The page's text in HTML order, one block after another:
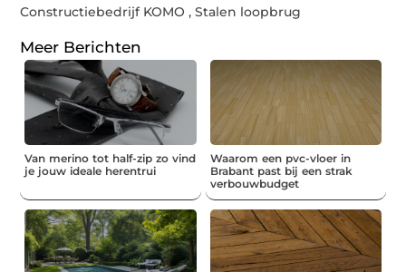
Constructiebedrijf KOMO ,Stalen loopbrug
Meer Berichten
Van merino tot half-zip zo vind
je jouw ideale herentrui
Waarom een pvc-vloer in
Brabant past bij een strak
verbouwbudget